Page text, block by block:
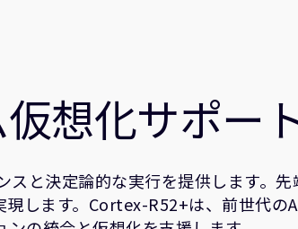
想化サポー
と決定論的な実行を提供します。
します。Cortex-R52+は、前世代